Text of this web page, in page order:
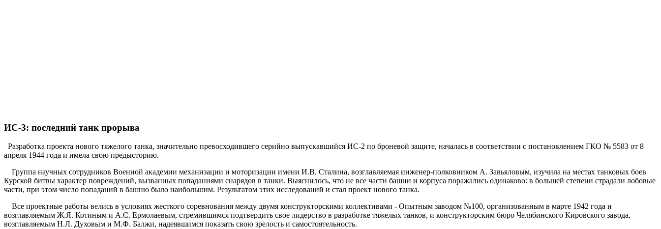
ИС-3: последний танк прорыва
Разработка проекта нового тяжелого танка, значительно превосходившего серийно выпускавшийся ИС-2 по броневой защите, началась в соответствии с постановлением ГКО № 5583 от 8
апреля 1944 года и имела свою предысторию.
Группа научных сотрудников Военной академии механизации и моторизации имени И.В. Сталина, возглавляемая инженер-полковником А. Завьяловым, изучила на местах танковых боев
Курской битвы характер повреждений, вызванных попаданиями снарядов в танки. Выяснилось, что не все части башни и корпуса поражались одинаково: в большей степени страдали лобовые
части, при этом число попаданий в башню было наибольшим. Результатом этих исследований и стал проект нового танка.
Все проектные работы велись в условиях жесткого соревнования между двумя конструкторскими коллективами - Опытным заводом №100, организованным в марте 1942 года и
возглавляемым Ж.Я. Котиным и А.С. Ермолаевым, стремившимся подтвердить свое лидерство в разработке тяжелых танков, и конструкторским бюро Челябинского Кировского завода,
возглавляемым Н.Л. Духовым и М.Ф. Балжи, надеявшимся показать свою зрелость и самостоятельность.